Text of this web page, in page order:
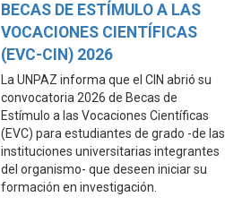
BECAS DE ESTÍMULO A LAS
VOCACIONES CIENTÍFICAS
(EVC-CIN) 2026
La UNPAZ informa que el CIN abrió su
convocatoria 2026 de Becas de
Estímulo a las Vocaciones Científicas
(EVC) para estudiantes de grado -de las
instituciones universitarias integrantes
del organismo- que deseen iniciar su
formación en investigación.